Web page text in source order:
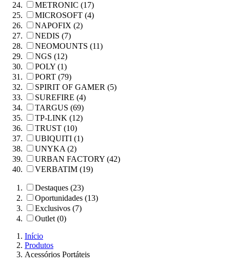
METRONIC (17)
MICROSOFT (4)
NAPOFIX (2)
NEDIS (7)
NEOMOUNTS (11)
NGS (12)
POLY (1)
PORT (79)
SPIRIT OF GAMER (5)
SUREFIRE (4)
TARGUS (69)
TP-LINK (12)
TRUST (10)
UBIQUITI (1)
UNYKA (2)
URBAN FACTORY (42)
VERBATIM (19)
Destaques (23)
Oportunidades (13)
Exclusivos (7)
Outlet (0)
Início
Produtos
Acessórios Portáteis